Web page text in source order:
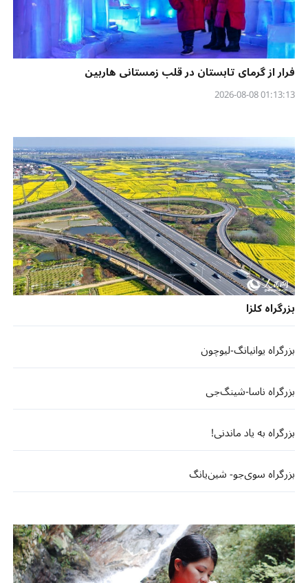
فرار از گرمای تابستان در قلب زمستانی هاربین
01:13:13 2026-08-08
بزرگراه کلزا
بزرگراه یوانیانگ-لیوچون
بزرگراه ناسا-شینگ‌جی
بزرگراه به یاد ماندنی!
بزرگراه سوی‌جو- شین‌یانگ